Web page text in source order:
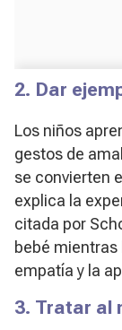
2. Dar
Los niños
gestos de
se convierten
explica la
citada por
bebé mientras
empatía y la
3. Tratar al